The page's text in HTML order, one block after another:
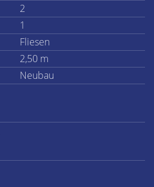
2
1
Fliesen
2,50 m
Neubau